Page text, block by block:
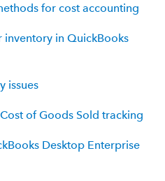
for cost accounting
inventory in QuickBooks
issues
of Goods Sold tracking
Desktop Enterprise